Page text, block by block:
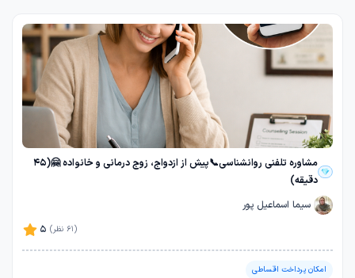
مشاوره تلفنی روانشناسی📞پیش از ازدواج، زوج درمانی و خانواده 🤗(45
دقیقه)
سیما اسماعیل پور
5
(61 نظر)
امکان پرداخت اقساطی